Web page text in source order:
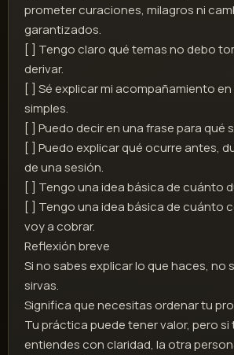
prometer curaciones, milagros ni
garantizados.
[ ] Tengo claro qué temas no debo
derivar.
[ ] Sé explicar mi acompañamiento
simples.
[ ] Puedo decir en una frase para qué
[ ] Puedo explicar qué ocurre antes,
de una sesión.
[ ] Tengo una idea básica de cuánto
[ ] Tengo una idea básica de cuánto
voy a cobrar.
Reflexión breve
Si no sabes explicar lo que haces, no
sirvas.
Significa que necesitas ordenar tu
Tu práctica puede tener valor, pero si
entiendes con claridad, la otra